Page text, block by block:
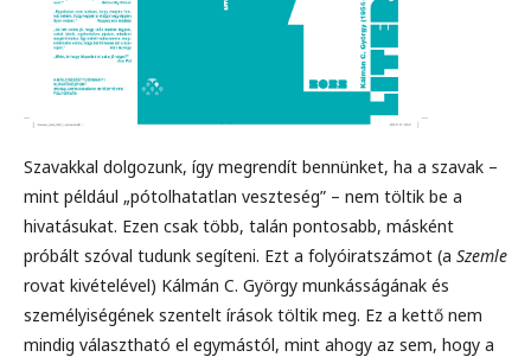
Szavakkal dolgozunk, így megrendít bennünket, ha a szavak –
mint például „pótolhatatlan veszteség” – nem töltik be a
hivatásukat. Ezen csak több, talán pontosabb, másként
próbált szóval tudunk segíteni. Ezt a folyóiratszámot (a Szemle
rovat kivételével) Kálmán C. György munkásságának és
személyiségének szentelt írások töltik meg. Ez a kettő nem
mindig választható el egymástól, mint ahogy az sem, hogy a